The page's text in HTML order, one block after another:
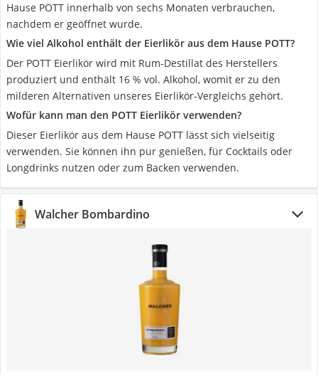
Hause POTT innerhalb von sechs Monaten verbrauchen,
nachdem er geöffnet wurde.
Wie viel Alkohol enthält der Eierlikör aus dem Hause POTT?
Der POTT Eierlikör wird mit Rum-Destillat des Herstellers
produziert und enthält 16 % vol. Alkohol, womit er zu den
milderen Alternativen unseres Eierlikör-Vergleichs gehört.
Wofür kann man den POTT Eierlikör verwenden?
Dieser Eierlikör aus dem Hause POTT lässt sich vielseitig
verwenden. Sie können ihn pur genießen, für Cocktails oder
Longdrinks nutzen oder zum Backen verwenden.
Walcher Bombardino